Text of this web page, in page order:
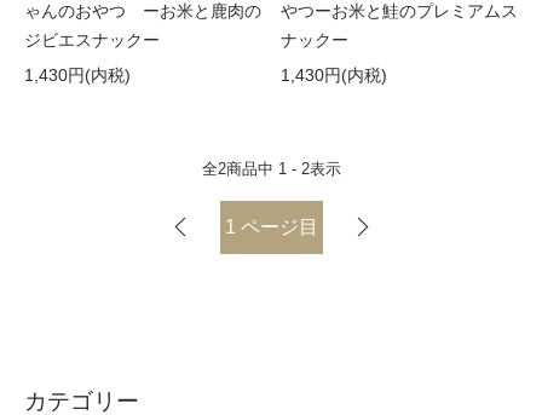
ゃんのおやつ ーお米と鹿肉の
ジビエスナックー
1,430円(内税)
やつーお米と鮭のプレミアムス
ナックー
1,430円(内税)
全2商品中 1 - 2表示
1 ページ目
カテゴリー